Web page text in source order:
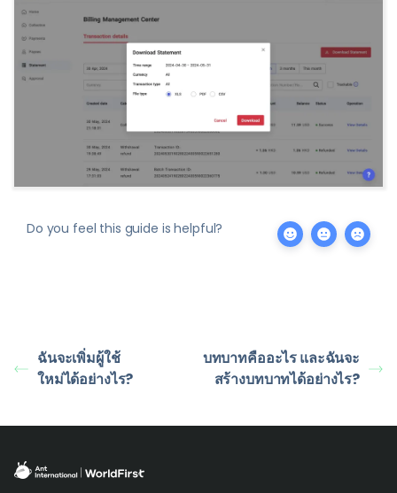
Do you feel this guide is helpful?
ฉันจะเพิ่มผู้ใช้
ใหม่ได้อย่างไร?
บทบาทคืออะไร และฉันจะ
สร้างบทบาทได้อย่างไร?